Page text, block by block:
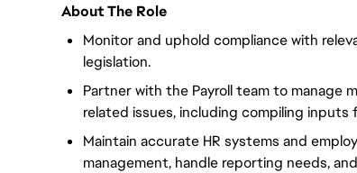
About The Role
Monitor and uphold compliance with
legislation.
Partner with the Payroll team to manage
related issues, including compiling inputs
Maintain accurate HR systems and
management, handle reporting needs,